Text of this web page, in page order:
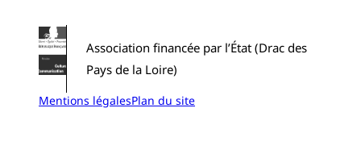
Association financée par l’État (Drac des
Pays de la Loire)
Mentions légalesPlan du site